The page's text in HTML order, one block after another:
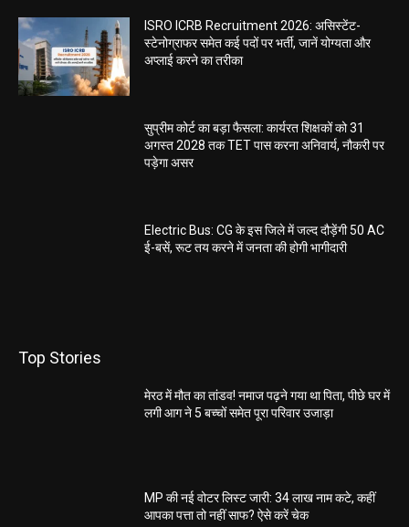
ISRO ICRB Recruitment 2026: असिस्टेंट-
स्टेनोग्राफर समेत कई पदों पर भर्ती, जानें योग्यता और
अप्लाई करने का तरीका
सुप्रीम कोर्ट का बड़ा फैसला: कार्यरत शिक्षकों को 31
अगस्त 2028 तक TET पास करना अनिवार्य, नौकरी पर
पड़ेगा असर
Electric Bus: CG के इस जिले में जल्द दौड़ेंगी 50 AC
ई-बसें, रूट तय करने में जनता की होगी भागीदारी
Top Stories
मेरठ में मौत का तांडव! नमाज पढ़ने गया था पिता, पीछे घर में
लगी आग ने 5 बच्चों समेत पूरा परिवार उजाड़ा
MP की नई वोटर लिस्ट जारी: 34 लाख नाम कटे, कहीं
आपका पत्ता तो नहीं साफ? ऐसे करें चेक